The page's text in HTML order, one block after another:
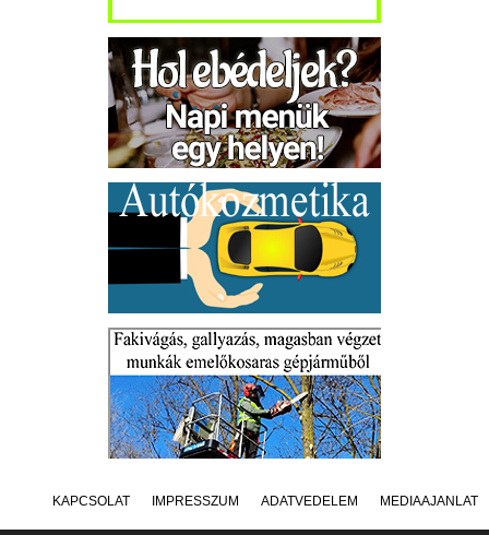
KAPCSOLAT IMPRESSZUM ADATVÉDELEM MÉDIAAJÁNLAT